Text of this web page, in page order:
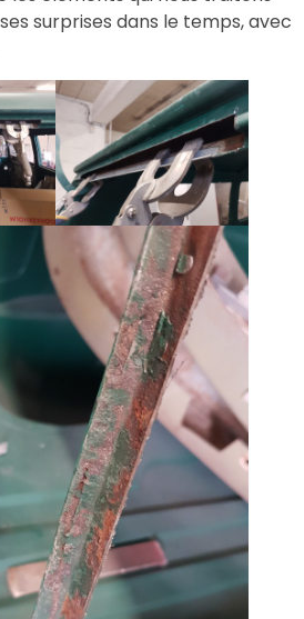
surprises dans le temps, avec